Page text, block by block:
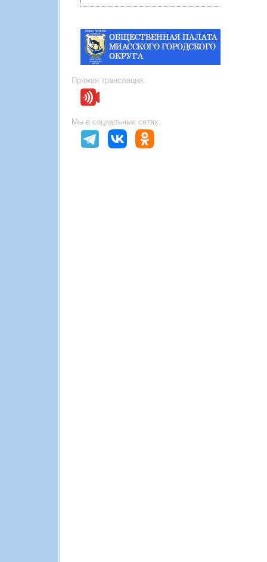
Прямая трансляция:
Мы в социальных сетях: